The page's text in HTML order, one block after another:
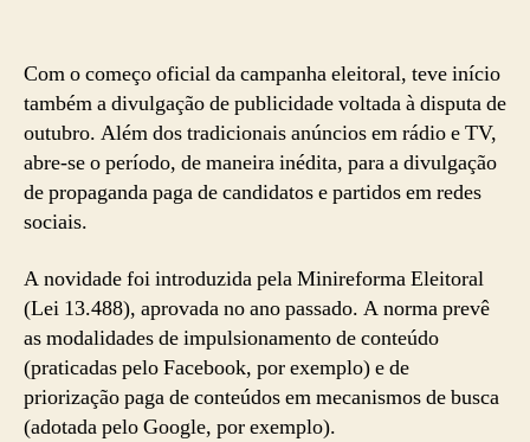
Com o começo oficial da campanha eleitoral, teve início
também a divulgação de publicidade voltada à disputa de
outubro. Além dos tradicionais anúncios em rádio e TV,
abre-se o período, de maneira inédita, para a divulgação
de propaganda paga de candidatos e partidos em redes
sociais.
A novidade foi introduzida pela Minireforma Eleitoral
(Lei 13.488), aprovada no ano passado. A norma prevê
as modalidades de impulsionamento de conteúdo
(praticadas pelo Facebook, por exemplo) e de
priorização paga de conteúdos em mecanismos de busca
(adotada pelo Google, por exemplo).